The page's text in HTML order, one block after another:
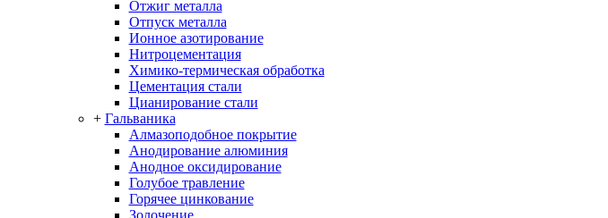
Отжиг металла
Отпуск металла
Ионное азотирование
Нитроцементация
Химико-термическая обработка
Цементация стали
Цианирование стали
+ Гальваника
Алмазоподобное покрытие
Анодирование алюминия
Анодное оксидирование
Голубое травление
Горячее цинкование
Золочение